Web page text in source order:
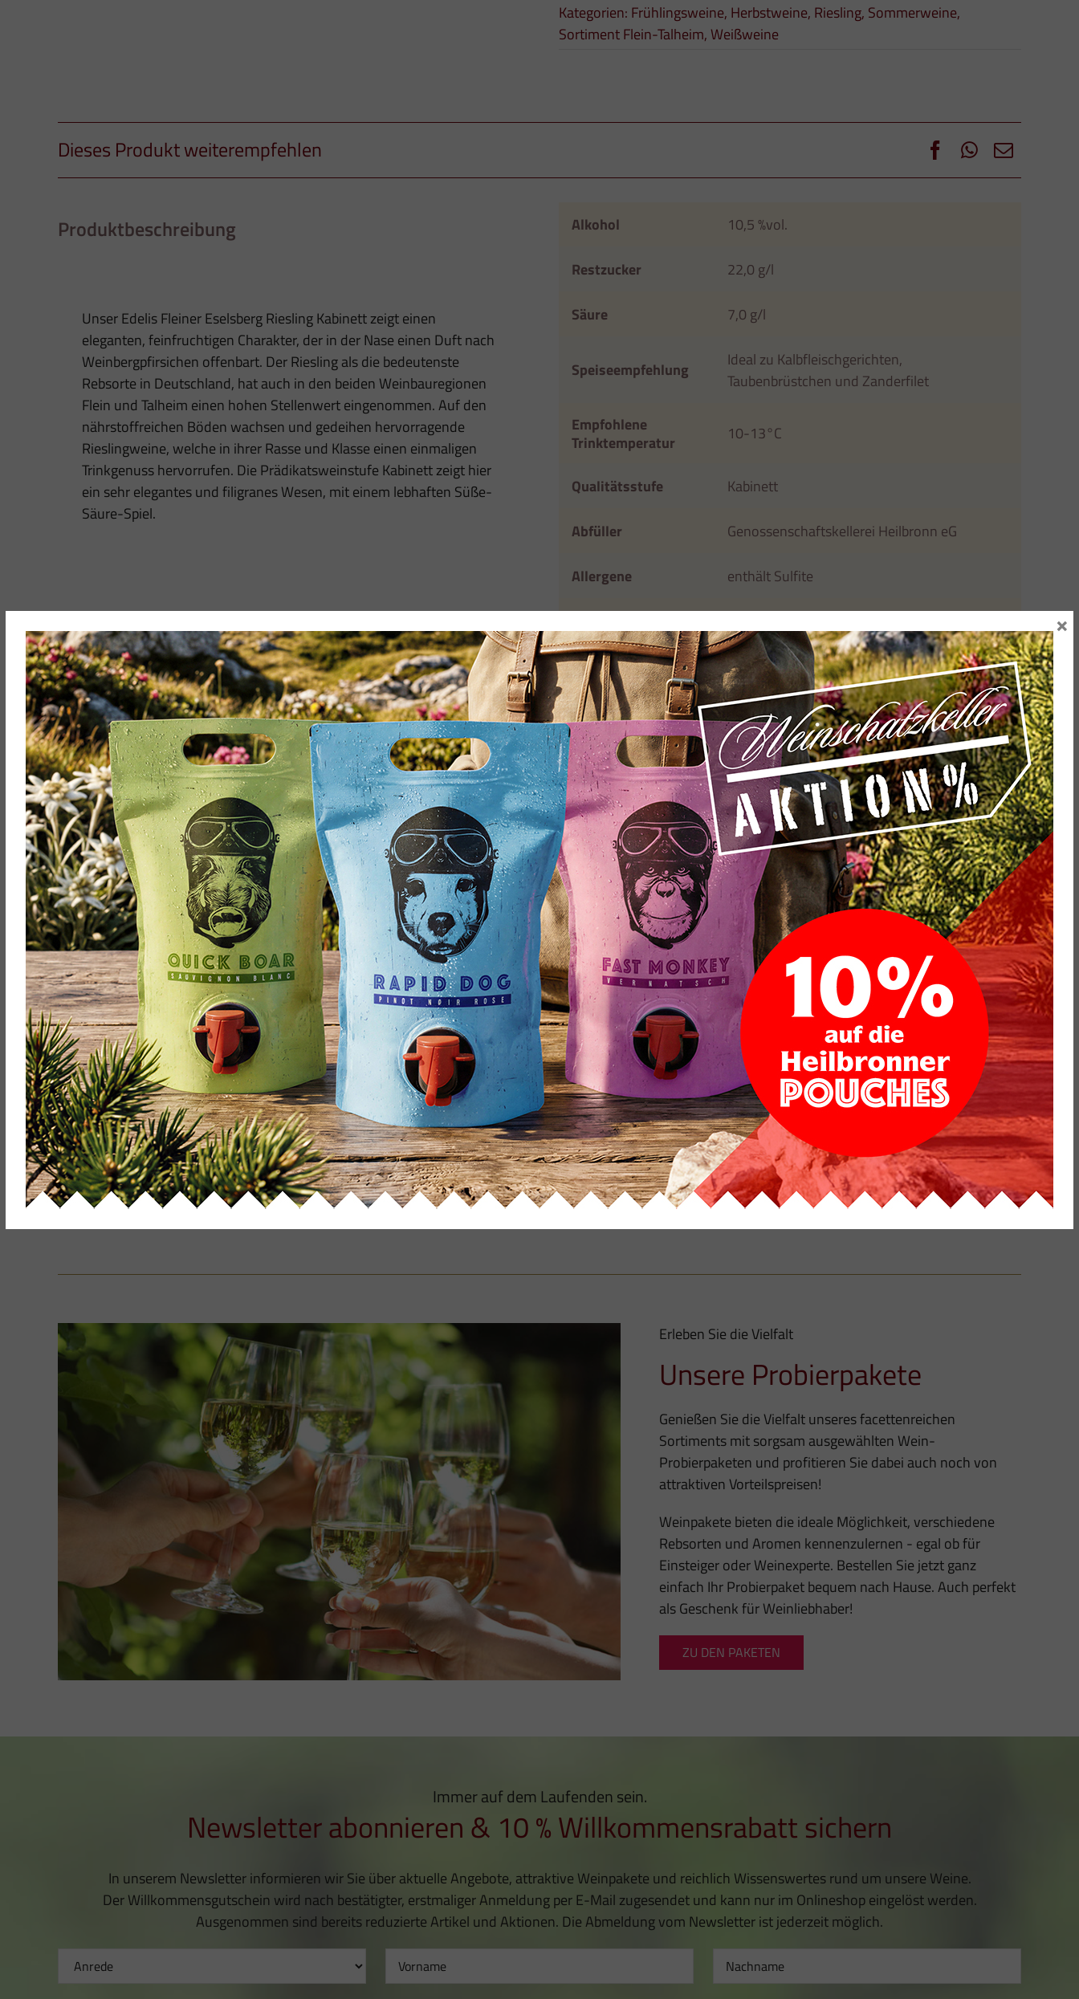
Kategorien: Frühlingsweine, Herbstweine, Riesling, Sommerweine,
Sortiment Flein-Talheim,Weißweine
Dieses Produkt weiterempfehlen
Produktbeschreibung
Unser Edelis Fleiner Eselsberg Riesling Kabinett zeigt einen
eleganten, feinfruchtigen Charakter, der in der Nase einen Duft nach
Weinbergpfirsichen offenbart. Der Riesling als die bedeutenste
Rebsorte in Deutschland, hat auch in den beiden Weinbauregionen
Flein und Talheim einen hohen Stellenwert eingenommen. Auf den
nährstoffreichen Böden wachsen und gedeihen hervorragende
Rieslingweine, welche in ihrer Rasse und Klasse einen einmaligen
Trinkgenuss hervorrufen. Die Prädikatsweinstufe Kabinett zeigt hier
ein sehr elegantes und filigranes Wesen, mit einem lebhaften Süße-
Säure-Spiel.
Alkohol 10,5 %vol.
Restzucker 22,0 g/l
Säure 7,0 g/l
Speiseempfehlung
Ideal zu Kalbfleischgerichten,
Taubenbrüstchen und Zanderfilet
Empfohlene
Trinktemperatur
10-13°C
Qualitätsstufe Kabinett
Abfüller Genossenschaftskellerei Heilbronn eG
Allergene enthält Sulfite
Detaillierte Nährwerte & Zutaten aufrufen
Diese Produkte könnten Ihnen auch gefallen
Ausgetrunken
Edelis
Riesling
Qualitätswein feinherb
5,36€
7,15€/l
inkl. 19 % MwSt.
zzgl.Versandkosten
Schwarzriesling Weißherbst
Qualitätswein feinfruchtig
5,47€
zzgl.0,06€Pfand
inkl. 19 % MwSt.
zzgl.Versandkosten
Samtrot mit Lemberger
Qualitätswein feinfruchtig
5,83€
zzgl.0,06€Pfand
inkl. 19 % MwSt.
zzgl.Versandkosten
Edelis - Fleiner Eselsberg
Edition E
Riesling
8,45€
11,27€/l
inkl. 19 % MwSt.
zzgl.
Versandkosten
Erleben Sie die Vielfalt
Unsere Probierpakete
Genießen Sie die Vielfalt unseres facettenreichen
Sortiments mit sorgsam ausgewählten Wein-
Probierpaketen und profitieren Sie dabei auch noch von
attraktiven Vorteilspreisen!
Weinpakete bieten die ideale Möglichkeit, verschiedene
Rebsorten und Aromen kennenzulernen - egal ob für
Einsteiger oder Weinexperte. Bestellen Sie jetzt ganz
einfach Ihr Probierpaket bequem nach Hause. Auch perfekt
als Geschenk für Weinliebhaber!
ZU DEN PAKETEN
Immer auf dem Laufenden sein.
Newsletter abonnieren & 10 % Willkommensrabatt sichern
In unserem Newsletter informieren wir Sie über aktuelle Angebote, attraktive Weinpakete und reichlich Wissenswertes rund um unsere Weine.
Der Willkommensgutschein wird nach bestätigter, erstmaliger Anmeldung per E-Mail zugesendet und kann nur im Onlineshop eingelöst werden.
Ausgenommen sind bereits reduzierte Artikel und Aktionen. Die Abmeldung vom Newsletter ist jederzeit möglich.
Newsletter
Anmeldung
×